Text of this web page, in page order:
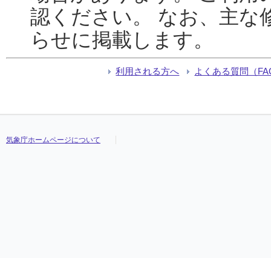
認ください。 なお、主な
らせに掲載します。
利用される方へ よくある質問（
気象庁ホームページについて